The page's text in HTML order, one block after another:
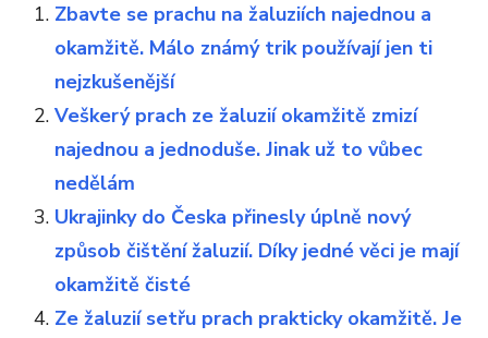
Zbavte se prachu na žaluziích najednou a
okamžitě. Málo známý trik používají jen ti
nejzkušenější
Veškerý prach ze žaluzií okamžitě zmizí
najednou a jednoduše. Jinak už to vůbec
nedělám
Ukrajinky do Česka přinesly úplně nový
způsob čištění žaluzií. Díky jedné věci je mají
okamžitě čisté
Ze žaluzií setřu prach prakticky okamžitě. Je